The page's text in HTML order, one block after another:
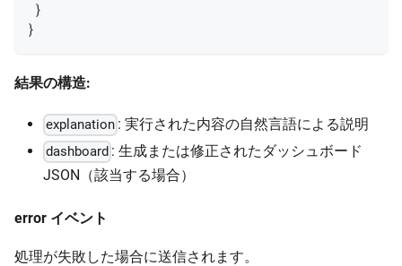
}
}
結果の構造:
explanation : 実行された内容の自然言語による説明
dashboard : 生成または修正されたダッシュボード
JSON（該当する場合）
error イベント
処理が失敗した場合に送信されます。